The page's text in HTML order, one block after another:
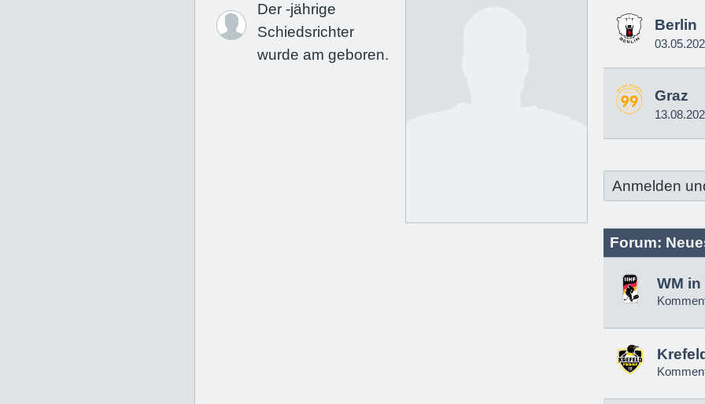
Der -jährige
Schiedsrichter
wurde am geboren.
Berlin
Graz
Anmelden
Forum:
WM